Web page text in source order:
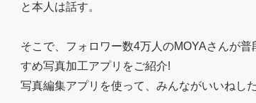
と本人は話す。
そこで、フォロワー数4万人のMOYAさんが
すめ写真加工アプリをご紹介!
写真編集アプリを使って、みんながいいねし